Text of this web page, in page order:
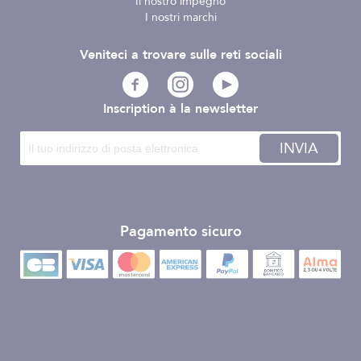
I nostri marchi
Inscription à la newsletter
INVIA
Pagamento sicuro
Veniteci a trovare sulle reti sociali